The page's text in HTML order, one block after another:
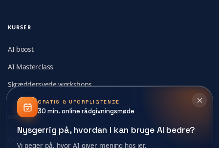
KURSER
AI boost
AI Masterclass
Skræddersyede workshops
OM
GRATIS & UFORPLIGTENDE
30 min. online rådgivningsmøde
Nysgerrig på, hvordan I kan bruge AI bedre?
Vi peger på, hvor AI giver mening hos jer.